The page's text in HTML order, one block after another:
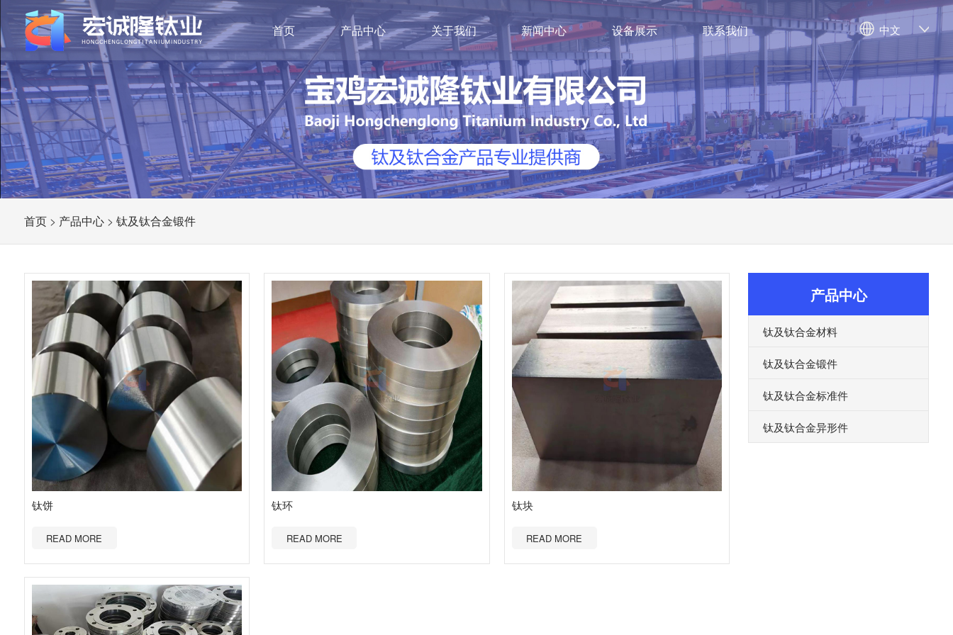
首页 产品中心 关于我们 新闻中心 设备展示 联系我们 中文
首页> 产品中心> 钛及钛合金锻件
钛饼
READ MORE
钛环
READ MORE
钛块
READ MORE
产品中心
钛及钛合金材料
钛及钛合金锻件
钛及钛合金标准件
钛及钛合金异形件